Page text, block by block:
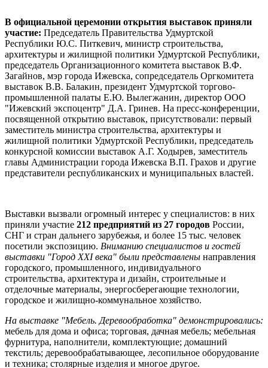
В официальной церемонии открытия выставок приняли
участие: Председатель Правительства Удмуртской
Республики Ю.С. Питкевич, министр строительства,
архитектуры и жилищной политики Удмуртской Республики,
председатель Организационного комитета выставок В.Ф.
Загайнов, мэр города Ижевска, сопредседатель Оргкомитета
выставок В.В. Балакин, президент Удмуртской торгово-
промышленной палаты Е.Ю. Вылегжанин, директор ООО
"Ижевский экспоцентр" Д.А. Гринев. На пресс-конференции,
посвященной открытию выставок, присутствовали: первый
заместитель министра строительства, архитектуры и
жилищной политики Удмуртской Республики, председатель
конкурсной комиссии выставок А.Г. Ходырев, заместитель
главы Администрации города Ижевска В.П. Грахов и другие
представители республиканских и муниципальных властей.
Выставки вызвали огромный интерес у специалистов: в них
приняли участие 212 предприятий из 27 городов России,
СНГ и стран дальнего зарубежья, и более 15 тыс. человек
посетили экспозицию. Вниманию специалистов и гостей
выставки "Город XXI века" были представлены направления
городского, промышленного, индивидуального
строительства, архитектура и дизайн, строительные и
отделочные материалы, энергосберегающие технологии,
городское и жилищно-коммунальное хозяйство.
На выставке "Мебель. Деревообработка" демонстрировались:
мебель для дома и офиса; торговая, дачная мебель; мебельная
фурнитура, наполнители, комплектующие; домашний
текстиль; деревообрабатывающее, лесопильное оборудование
и техника; столярные изделия и многое другое.